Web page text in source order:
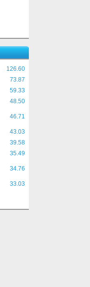
126.60
73.87
59.33
48.50
46.71
43.03
39.58
35.49
34.76
33.03